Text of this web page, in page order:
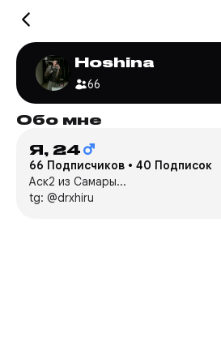
Hoshina
66
Обо мне
Я, 24
66 Подписчиков • 40 Подписок
Аск2 из Самары...
tg: @drxhiru